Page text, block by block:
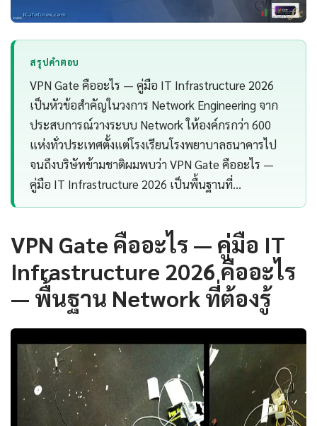
สรุปคำตอบ
VPN Gate คืออะไร — คู่มือ IT Infrastructure 2026
เป็นหัวข้อสำคัญในวงการ Network Engineering จาก
ประสบการณ์วางระบบ Network ให้องค์กรกว่า 600
แห่งทั่วประเทศตั้งแต่โรงเรียนโรงพยาบาลธนาคารไป
จนถึงบริษัทข้ามชาติผมพบว่า VPN Gate คืออะไร —
คู่มือ IT Infrastructure 2026 เป็นพื้นฐานที่…
VPN Gate คืออะไร — คู่มือ IT
Infrastructure 2026 คืออะไร
— พื้นฐาน Network ที่ต้องรู้